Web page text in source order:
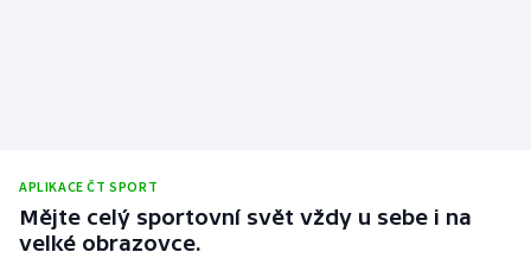
Lyže a snowboard
Moderní pětiboj
APLIKACE ČT SPORT
Mějte celý sportovní svět vždy u sebe i na
velké obrazovce.